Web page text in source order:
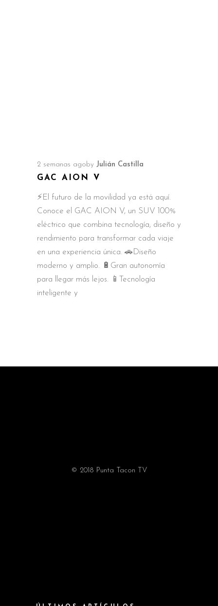
2 semanas ago by Julián Castilla
GAC AION V
⚡️El futuro de la movilidad ya está aquí.
Conoce el GAC AION V, un SUV 100%
eléctrico que combina tecnología, diseño y
rendimiento para transformar cada viaje
en una experiencia única. 🚗Diseño
moderno y amplio. 🔋Gran autonomía
para llegar más lejos. 📱Tecnología
inteligente y
© 2018 Punta Tacon TV